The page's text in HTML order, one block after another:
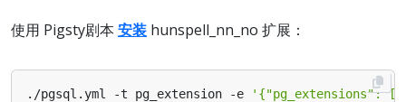
使用 Pigsty剧本 安装 hunspell_nn_no 扩展：
./pgsql.yml -t pg_extension -e '{"pg_extensions":